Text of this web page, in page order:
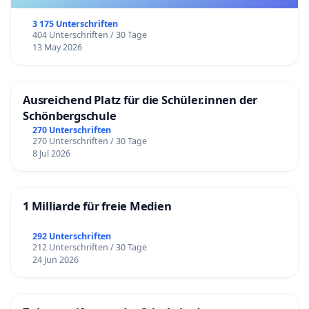
3 175 Unterschriften
404 Unterschriften / 30 Tage
13 May 2026
Ausreichend Platz für die Schüler.innen der
Schönbergschule
270 Unterschriften
270 Unterschriften / 30 Tage
8 Jul 2026
1 Milliarde für freie Medien
292 Unterschriften
212 Unterschriften / 30 Tage
24 Jun 2026